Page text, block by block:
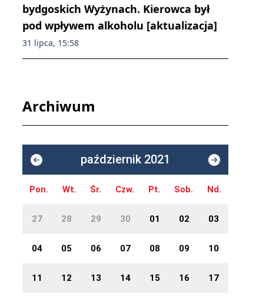
bydgoskich Wyżynach. Kierowca był
pod wpływem alkoholu [aktualizacja]
31 lipca, 15:58
Archiwum
październik 2021
Pon. Wt. Śr. Czw. Pt. Sob. Nd.
27 28 29 30 01 02 03
04 05 06 07 08 09 10
11 12 13 14 15 16 17